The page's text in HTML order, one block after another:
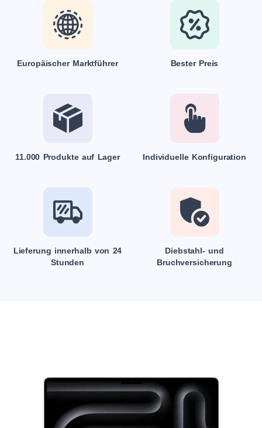
Europäischer Marktführer Bester Preis
11.000 Produkte auf Lager Individuelle Konfiguration
Lieferung innerhalb von 24
Stunden
Diebstahl- und
Bruchversicherung